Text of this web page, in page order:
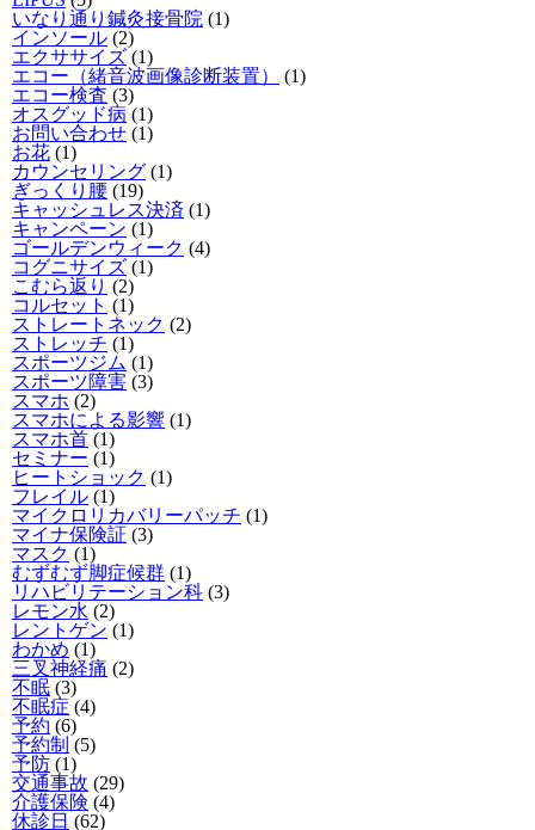
いなり通り鍼灸接骨院 (1)
インソール (2)
エクササイズ (1)
エコー（緒音波画像診断装置）
(1)
エコー検査 (3)
オスグッド病 (1)
お問い合わせ (1)
お花 (1)
カウンセリング (1)
ぎっくり腰 (19)
キャッシュレス決済 (1)
キャンペーン (1)
ゴールデンウィーク (4)
コグニサイズ (1)
こむら返り (2)
コルセット (1)
ストレートネック (2)
ストレッチ (1)
スポーツジム (1)
スポーツ障害 (3)
スマホ (2)
スマホによる影響 (1)
スマホ首 (1)
セミナー (1)
ヒートショック (1)
フレイル (1)
マイクロリカバリーパッチ (1)
マイナ保険証 (3)
マスク (1)
むずむず脚症候群 (1)
リハビリテーション科 (3)
レモン水 (2)
レントゲン (1)
わかめ (1)
三叉神経痛 (2)
不眠 (3)
不眠症 (4)
予約 (6)
予約制 (5)
予防 (1)
交通事故 (29)
介護保険 (4)
休診日 (62)